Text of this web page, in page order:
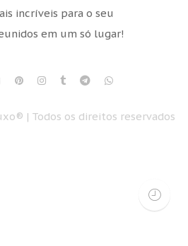
incríveis para o seu
em um só lugar!
| Todos os direitos reservados